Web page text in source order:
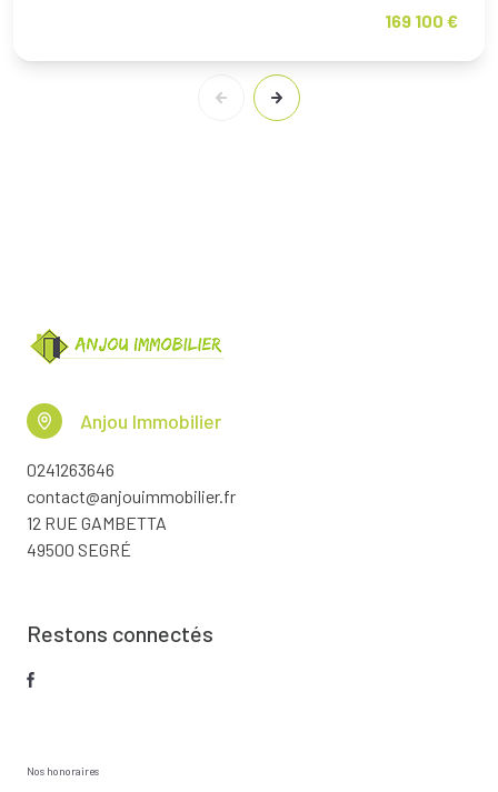
169 100 €
Anjou Immobilier
0241263646
contact@anjouimmobilier.fr
12 RUE GAMBETTA
49500 SEGRÉ
Restons connectés
Nos honoraires